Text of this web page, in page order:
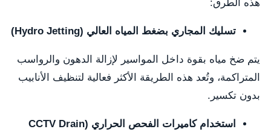
هذه الطرق:
تسليك المجاري بضغط المياه العالي (Hydro Jetting)
يتم ضخ مياه بقوة داخل المواسير لإزالة الدهون والرواسب
المتراكمة، وتُعد هذه الطريقة الأكثر فعالية لتنظيف الأنابيب
بدون تكسير.
استخدام كاميرات الفحص الحراري (CCTV Drain